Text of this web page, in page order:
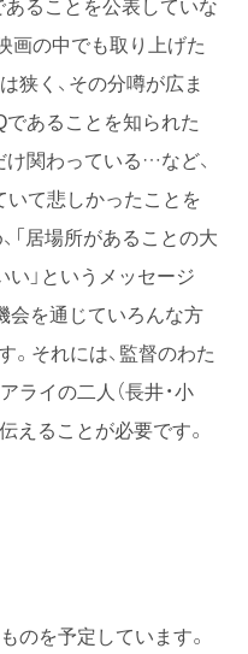
画の中でも取り上げた
狭く、その分噂が広ま
であることを知られた
け関わっている…など、
て悲しかったことを
「居場所があることの大
い」というメッセージ
会を通じていろんな方
。それには、監督のわた
ライの二人（長井・小
えることが必要です。
のを予定しています。